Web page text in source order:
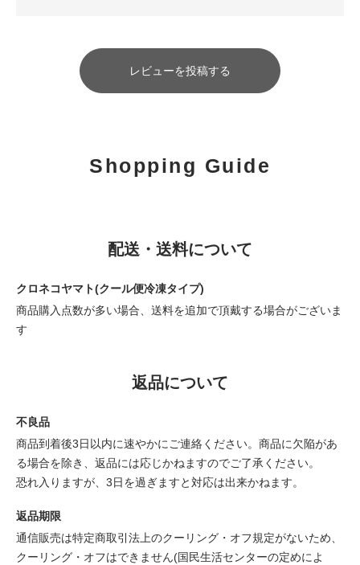
レビューを投稿する
Shopping Guide
配送・送料について
クロネコヤマト(クール便冷凍タイプ)
商品購入点数が多い場合、送料を追加で頂戴する場合がございま
す
返品について
不良品
商品到着後3日以内に速やかにご連絡ください。商品に欠陥があ
る場合を除き、返品には応じかねますのでご了承ください。
恐れ入りますが、3日を過ぎますと対応は出来かねます。
返品期限
通信販売は特定商取引法上のクーリング・オフ規定がないため、
クーリング・オフはできません(国民生活センターの定めによ